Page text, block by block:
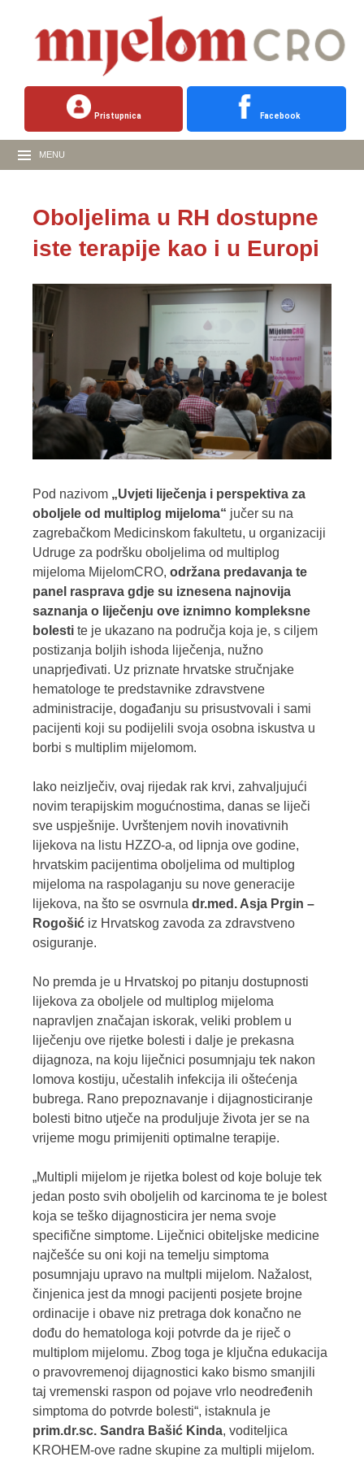
Pristupnica Facebook
MENU
Oboljelima u RH dostupne
iste terapije kao i u Europi
Pod nazivom „Uvjeti liječenja i perspektiva za
oboljele od multiplog mijeloma“ jučer su na
zagrebačkom Medicinskom fakultetu, u organizaciji
Udruge za podršku oboljelima od multiplog
mijeloma MijelomCRO, održana predavanja te
panel rasprava gdje su iznesena najnovija
saznanja o liječenju ove iznimno kompleksne
bolesti te je ukazano na područja koja je, s ciljem
postizanja boljih ishoda liječenja, nužno
unaprjeđivati. Uz priznate hrvatske stručnjake
hematologe te predstavnike zdravstvene
administracije, događanju su prisustvovali i sami
pacijenti koji su podijelili svoja osobna iskustva u
borbi s multiplim mijelomom.
Iako neizlječiv, ovaj rijedak rak krvi, zahvaljujući
novim terapijskim mogućnostima, danas se liječi
sve uspješnije. Uvrštenjem novih inovativnih
lijekova na listu HZZO-a, od lipnja ove godine,
hrvatskim pacijentima oboljelima od multiplog
mijeloma na raspolaganju su nove generacije
lijekova, na što se osvrnula dr.med. Asja Prgin –
Rogošić iz Hrvatskog zavoda za zdravstveno
osiguranje.
No premda je u Hrvatskoj po pitanju dostupnosti
lijekova za oboljele od multiplog mijeloma
napravljen značajan iskorak, veliki problem u
liječenju ove rijetke bolesti i dalje je prekasna
dijagnoza, na koju liječnici posumnjaju tek nakon
lomova kostiju, učestalih infekcija ili oštećenja
bubrega. Rano prepoznavanje i dijagnosticiranje
bolesti bitno utječe na produljuje života jer se na
vrijeme mogu primijeniti optimalne terapije.
„Multipli mijelom je rijetka bolest od koje boluje tek
jedan posto svih oboljelih od karcinoma te je bolest
koja se teško dijagnosticira jer nema svoje
specifične simptome. Liječnici obiteljske medicine
najčešće su oni koji na temelju simptoma
posumnjaju upravo na multpli mijelom. Nažalost,
činjenica jest da mnogi pacijenti posjete brojne
ordinacije i obave niz pretraga dok konačno ne
dođu do hematologa koji potvrde da je riječ o
multiplom mijelomu. Zbog toga je ključna edukacija
o pravovremenoj dijagnostici kako bismo smanjili
taj vremenski raspon od pojave vrlo neodređenih
simptoma do potvrde bolesti“, istaknula je
prim.dr.sc. Sandra Bašić Kinda, voditeljica
KROHEM-ove radne skupine za multipli mijelom.